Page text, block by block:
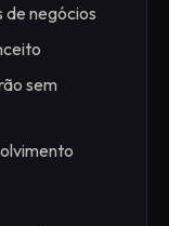
de negócios
sem